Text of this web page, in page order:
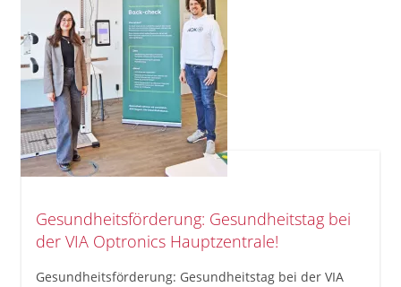
Gesundheitsförderung: Gesundheitstag bei
der VIA Optronics Hauptzentrale!
Gesundheitsförderung: Gesundheitstag bei der VIA